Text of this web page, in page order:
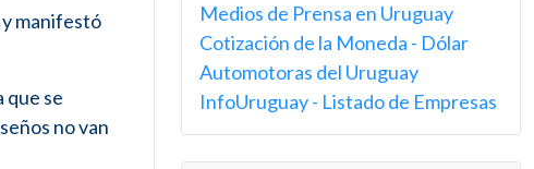
y manifestó
que se
no van
Medios de Prensa en Uruguay
Cotización de la Moneda - Dólar
Automotoras del Uruguay
InfoUruguay - Listado de Empresas